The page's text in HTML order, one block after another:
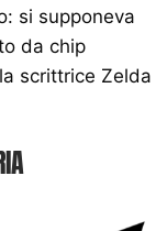
si supponeva
da chip
scrittrice Zelda